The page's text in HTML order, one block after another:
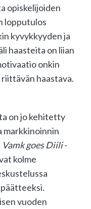
opiskelijoiden
lopputulos
kyvykkyyden ja
haasteita on liian
onkin
haastava.
on jo kehitetty
markkinoinnin
Vamk goes Diili-
kolme
vuoden